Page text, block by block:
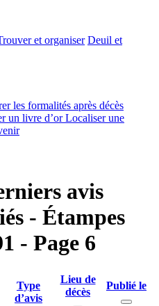
et organiser Deuil et
les formalités après décès
un livre d’orLocaliser une
avis
- Étampes
- Page 6
Type
d’avis
Lieu de
décès
Publié le